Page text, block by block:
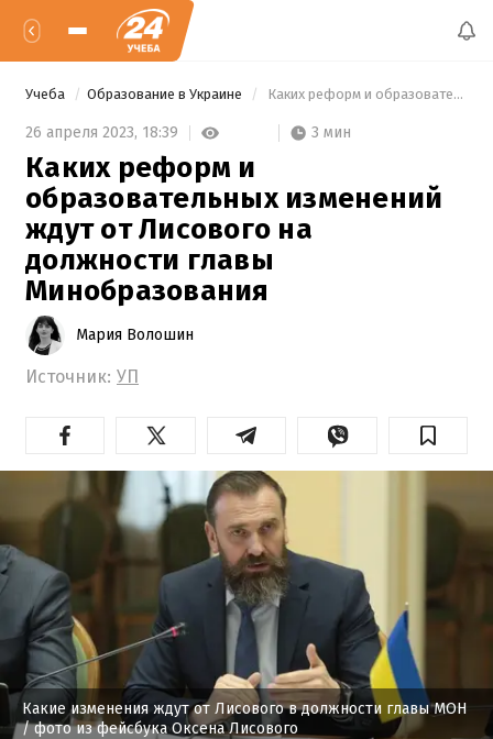
Учеба Образование в Украине Каких реформ и образовательных изменений ждут от Лисового на должности главы Минобразования
26 апреля 2023, 18:39 3 мин
Каких реформ и
образовательных изменений
ждут от Лисового на
должности главы
Минобразования
Мария Волошин
Источник: УП
Какие изменения ждут от Лисового в должности главы МОН
/ фото из фейсбука Оксена Лисового